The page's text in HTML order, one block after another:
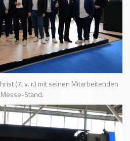
(7. v. r.) mit seinen Mitarbeitenden
Stand.